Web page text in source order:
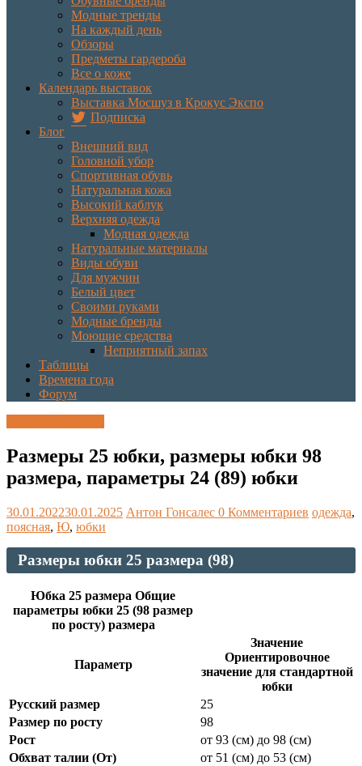
Модные тренды
На каждый день
Обзоры
Предметы гардероба
Все о коже
Календарь выставок
Выставка Мосшуз в Крокус Экспо
Подписка
Блог
Внешний вид
Головной убор
Спортивная обувь
Натуральная кожа
Высокий каблук
Верхняя одежда
Модная одежда
Натуральные материалы
Виды обуви
Для мужчин
Белый цвет
Своими руками
Модные бренды
Моющие средства
Неприятный запах
Таблицы
Времена года
Форум
Размеры 25 юбки, размеры юбки 98
размера, параметры 24 (89) юбки
30.01.202230.01.2025 Антон Гонсалес 0 Комментариев одежда,
поясная, Ю, юбки
Размеры юбки 25 размера (98)
Юбка 25 размера Общие
параметры юбки 25 (98 размер
по росту) размера
Параметр
Значение
Ориентировочное
значение для стандартной
юбки
Русский размер
25
Размер по росту
98
Рост
от 93 (см) до 98 (см)
Обхват талии (От)
от 51 (см) до 53 (см)